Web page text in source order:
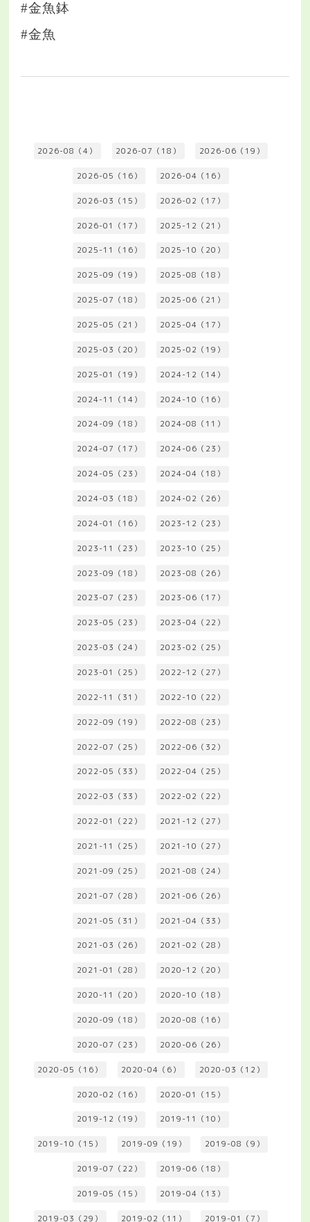
#金魚鉢
#金魚
2026-08（4） 2026-07（18） 2026-06（19）
2026-05（16） 2026-04（16）
2026-03（15） 2026-02（17）
2026-01（17） 2025-12（21）
2025-11（16） 2025-10（20）
2025-09（19） 2025-08（18）
2025-07（18） 2025-06（21）
2025-05（21） 2025-04（17）
2025-03（20） 2025-02（19）
2025-01（19） 2024-12（14）
2024-11（14） 2024-10（16）
2024-09（18） 2024-08（11）
2024-07（17） 2024-06（23）
2024-05（23） 2024-04（18）
2024-03（18） 2024-02（26）
2024-01（16） 2023-12（23）
2023-11（23） 2023-10（25）
2023-09（18） 2023-08（26）
2023-07（23） 2023-06（17）
2023-05（23） 2023-04（22）
2023-03（24） 2023-02（25）
2023-01（25） 2022-12（27）
2022-11（31） 2022-10（22）
2022-09（19） 2022-08（23）
2022-07（25） 2022-06（32）
2022-05（33） 2022-04（25）
2022-03（33） 2022-02（22）
2022-01（22） 2021-12（27）
2021-11（25） 2021-10（27）
2021-09（25） 2021-08（24）
2021-07（28） 2021-06（26）
2021-05（31） 2021-04（33）
2021-03（26） 2021-02（28）
2021-01（28） 2020-12（20）
2020-11（20） 2020-10（18）
2020-09（18） 2020-08（16）
2020-07（23） 2020-06（26）
2020-05（16） 2020-04（6） 2020-03（12）
2020-02（16） 2020-01（15）
2019-12（19） 2019-11（10）
2019-10（15） 2019-09（19） 2019-08（9）
2019-07（22） 2019-06（18）
2019-05（15） 2019-04（13）
2019-03（29） 2019-02（11） 2019-01（7）